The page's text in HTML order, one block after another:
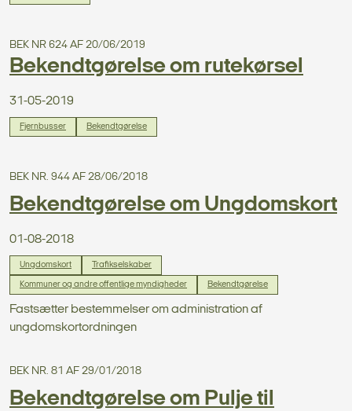
BEK NR 624 AF 20/06/2019
Bekendtgørelse om rutekørsel
31-05-2019
Fjernbusser Bekendtgørelse
BEK NR. 944 AF 28/06/2018
Bekendtgørelse om Ungdomskort
01-08-2018
Ungdomskort Trafikselskaber
Kommuner og andre offentlige myndigheder Bekendtgørelse
Fastsætter bestemmelser om administration af
ungdomskortordningen
BEK NR. 81 AF 29/01/2018
Bekendtgørelse om Pulje til